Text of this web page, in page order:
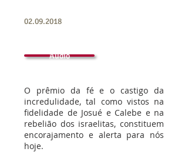
02.09.2018
Áudio
O prêmio da fé e o castigo da
incredulidade, tal como vistos na
fidelidade de Josué e Calebe e na
rebelião dos israelitas, constituem
encorajamento e alerta para nós
hoje.